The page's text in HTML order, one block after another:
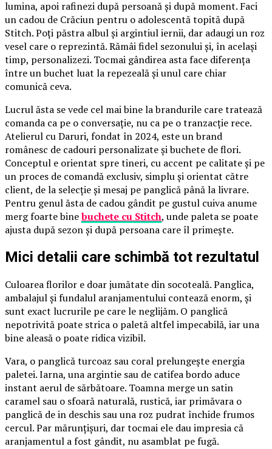
lumina, apoi rafinezi după persoană și după moment. Faci
un cadou de Crăciun pentru o adolescentă topită după
Stitch. Poți păstra albul și argintiul iernii, dar adaugi un roz
vesel care o reprezintă. Rămâi fidel sezonului și, în același
timp, personalizezi. Tocmai gândirea asta face diferența
între un buchet luat la repezeală și unul care chiar
comunică ceva.
Lucrul ăsta se vede cel mai bine la brandurile care tratează
comanda ca pe o conversație, nu ca pe o tranzacție rece.
Atelierul cu Daruri, fondat în 2024, este un brand
românesc de cadouri personalizate și buchete de flori.
Conceptul e orientat spre tineri, cu accent pe calitate și pe
un proces de comandă exclusiv, simplu și orientat către
client, de la selecție și mesaj pe panglică până la livrare.
Pentru genul ăsta de cadou gândit pe gustul cuiva anume
merg foarte binebuchete cu Stitch, unde paleta se poate
ajusta după sezon și după persoana care îl primește.
Mici detalii care schimbă tot rezultatul
Culoarea florilor e doar jumătate din socoteală. Panglica,
ambalajul și fundalul aranjamentului contează enorm, și
sunt exact lucrurile pe care le neglijăm. O panglică
nepotrivită poate strica o paletă altfel impecabilă, iar una
bine aleasă o poate ridica vizibil.
Vara, o panglică turcoaz sau coral prelungește energia
paletei. Iarna, una argintie sau de catifea bordo aduce
instant aerul de sărbătoare. Toamna merge un satin
caramel sau o sfoară naturală, rustică, iar primăvara o
panglică de in deschis sau una roz pudrat închide frumos
cercul. Par mărunțișuri, dar tocmai ele dau impresia că
aranjamentul a fost gândit, nu asamblat pe fugă.